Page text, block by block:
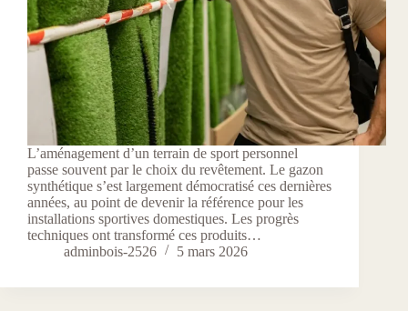
L’aménagement d’un terrain de sport personnel
passe souvent par le choix du revêtement. Le gazon
synthétique s’est largement démocratisé ces dernières
années, au point de devenir la référence pour les
installations sportives domestiques. Les progrès
techniques ont transformé ces produits…
adminbois-2526
5 mars 2026